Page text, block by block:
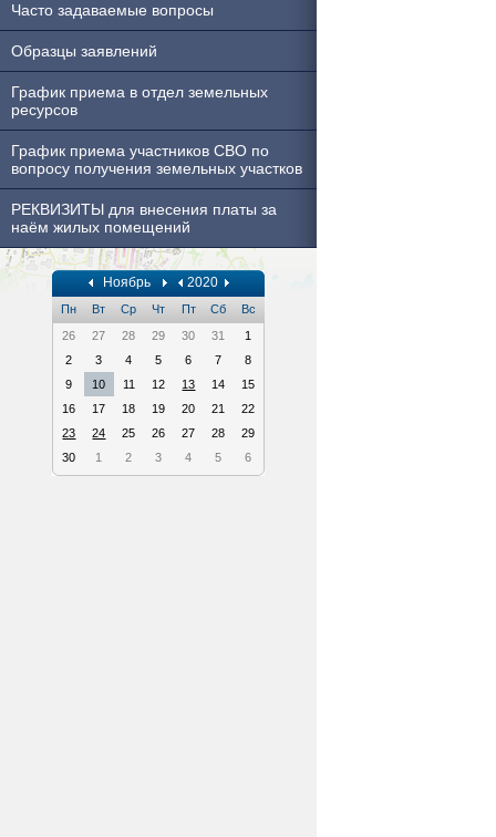
Часто задаваемые вопросы
Образцы заявлений
График приема в отдел земельных
ресурсов
График приема участников СВО по
вопросу получения земельных участков
РЕКВИЗИТЫ для внесения платы за
наём жилых помещений
Ноябрь 2020
Пн Вт Ср Чт Пт Сб
Вс
26
27 28 29 30 31
1
2
3 4 5 6 7
8
9
10 11 12 13 14
15
16
17 18 19 20 21
22
23
24 25 26 27 28
29
30
1 2 3 4 5 6